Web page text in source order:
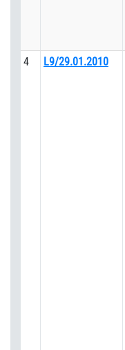
4 L9/29.01.2010